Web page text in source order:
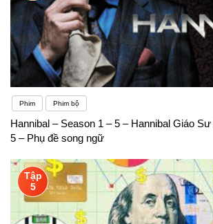
Phim Phim bộ
Hannibal – Season 1 – 5 – Hannibal Giáo
5 – Phụ đề song ngữ
Tập
5